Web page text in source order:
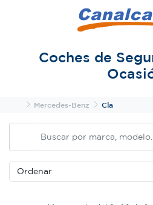
Coches de
InicioMercedes-Benz Cla